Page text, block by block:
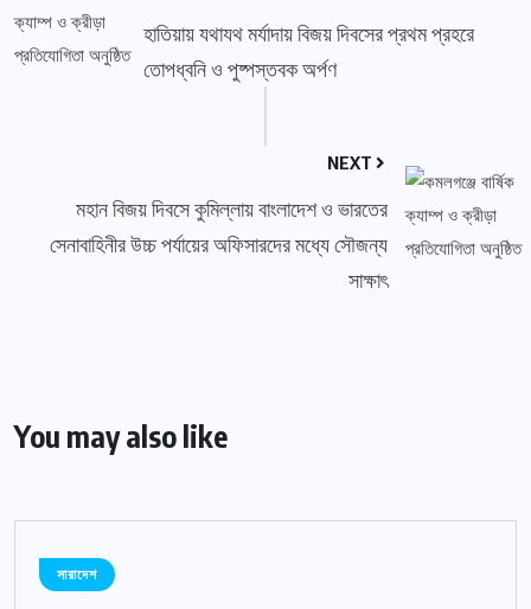
হাতিয়ায় যথাযথ মর্যাদায় বিজয় দিবসের প্রথম প্রহরে
তোপধ্বনি ও পুষ্পস্তবক অর্পণ
NEXT
মহান বিজয় দিবসে কুমিল্লায় বাংলাদেশ ও ভারতের
সেনাবাহিনীর উচ্চ পর্যায়ের অফিসারদের মধ্যে সৌজন্য
সাক্ষাৎ
You may also like
সারাদেশ